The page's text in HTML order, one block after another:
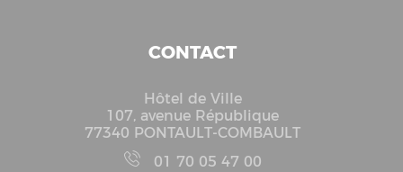
CONTACT
Hôtel de Ville
107, avenue République
77340 PONTAULT-COMBAULT
01 70 05 47 00